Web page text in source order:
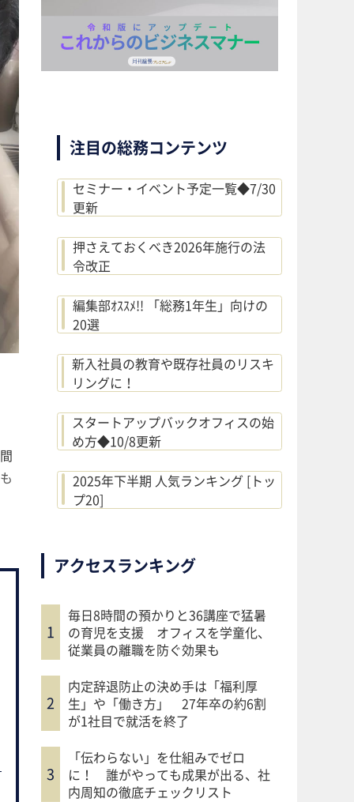
注目の総務コンテンツ
セミナー・イベント予定一覧◆7/30
更新
押さえておくべき2026年施行の法
令改正
編集部ｵｽｽﾒ!! 「総務1年生」向けの
20選
新入社員の教育や既存社員のリスキ
リングに！
スタートアップバックオフィスの始
め方◆10/8更新
2025年下半期 人気ランキング [トッ
プ20]
アクセスランキング
毎日8時間の預かりと36講座で猛暑
の育児を支援 オフィスを学童化、
従業員の離職を防ぐ効果も
内定辞退防止の決め手は「福利厚
生」や「働き方」 27年卒の約6割
が1社目で就活を終了
「伝わらない」を仕組みでゼロ
に！ 誰がやっても成果が出る、社
内周知の徹底チェックリスト